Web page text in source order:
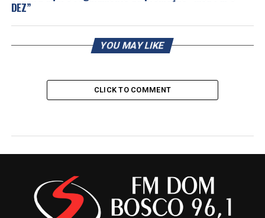
DEZ”
YOU MAY LIKE
CLICK TO COMMENT